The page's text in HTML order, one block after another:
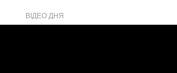
ВІДЕО ДНЯ